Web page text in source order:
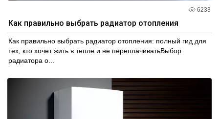
6233
Как правильно выбрать радиатор отопления
Как правильно выбрать радиатор отопления: полный гид для
тех, кто хочет жить в тепле и не переплачиватьВыбор
радиатора о...